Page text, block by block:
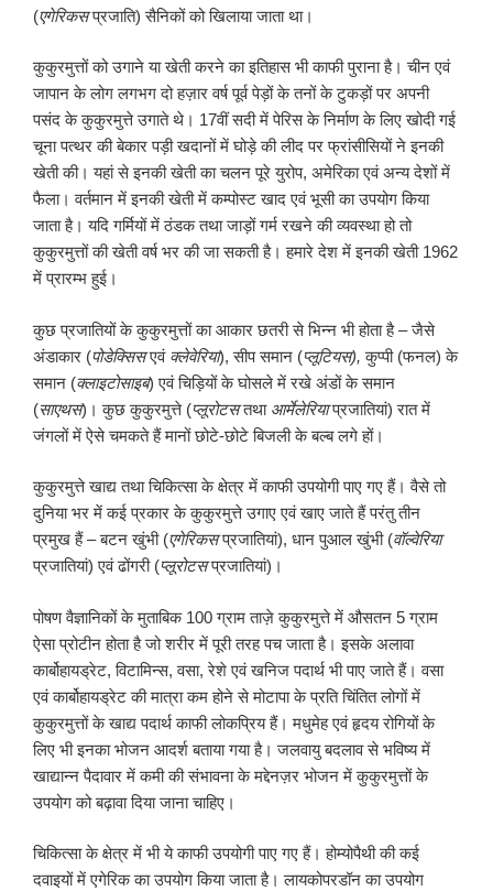
(एगेरिकसप्रजाति) सैनिकों को खिलाया जाता था।
कुकुरमुत्तों को उगाने या खेती करने का इतिहास भी काफी पुराना है। चीन एवं
जापान के लोग लगभग दो हज़ार वर्ष पूर्व पेड़ों के तनों के टुकड़ों पर अपनी
पसंद के कुकुरमुत्ते उगाते थे। 17वीं सदी में पेरिस के निर्माण के लिए खोदी गई
चूना पत्थर की बेकार पड़ी खदानों में घोड़े की लीद पर फ्रांसीसियों ने इनकी
खेती की। यहां से इनकी खेती का चलन पूरे युरोप, अमेरिका एवं अन्य देशों में
फैला। वर्तमान में इनकी खेती में कम्पोस्ट खाद एवं भूसी का उपयोग किया
जाता है। यदि गर्मियों में ठंडक तथा जाड़ों गर्म रखने की व्यवस्था हो तो
कुकुरमुत्तों की खेती वर्ष भर की जा सकती है। हमारे देश में इनकी खेती 1962
में प्रारम्भ हुई।
कुछ प्रजातियों के कुकुरमुत्तों का आकार छतरी से भिन्न भी होता है – जैसे
अंडाकार (पोडेक्सिसएवं क्लेवेरिया), सीप समान (प्लूटियस), कुप्पी (फनल) के
समान (क्लाइटोसाइब) एवं चिड़ियों के घोसले में रखे अंडों के समान
(साएथस)। कुछ कुकुरमुत्ते (प्लूरोटसतथा आर्मेलेरियाप्रजातियां) रात में
जंगलों में ऐसे चमकते हैं मानों छोटे-छोटे बिजली के बल्ब लगे हों।
कुकुरमुत्ते खाद्य तथा चिकित्सा के क्षेत्र में काफी उपयोगी पाए गए हैं। वैसे तो
दुनिया भर में कई प्रकार के कुकुरमुत्ते उगाए एवं खाए जाते हैं परंतु तीन
प्रमुख हैं – बटन खुंभी (एगेरिकसप्रजातियां), धान पुआल खुंभी (वॉल्वेरिया
प्रजातियां) एवं ढोंगरी (प्लूरोटसप्रजातियां)।
पोषण वैज्ञानिकों के मुताबिक 100 ग्राम ताज़े कुकुरमुत्ते में औसतन 5 ग्राम
ऐसा प्रोटीन होता है जो शरीर में पूरी तरह पच जाता है। इसके अलावा
कार्बोहायड्रेट, विटामिन्स, वसा, रेशे एवं खनिज पदार्थ भी पाए जाते हैं। वसा
एवं कार्बोहायड्रेट की मात्रा कम होने से मोटापा के प्रति चिंतित लोगों में
कुकुरमुत्तों के खाद्य पदार्थ काफी लोकप्रिय हैं। मधुमेह एवं हृदय रोगियों के
लिए भी इनका भोजन आदर्श बताया गया है। जलवायु बदलाव से भविष्य में
खाद्यान्न पैदावार में कमी की संभावना के मद्देनज़र भोजन में कुकुरमुत्तों के
उपयोग को बढ़ावा दिया जाना चाहिए।
चिकित्सा के क्षेत्र में भी ये काफी उपयोगी पाए गए हैं। होम्योपैथी की कई
दवाइयों में एगेरिक का उपयोग किया जाता है। लायकोपरडॉन का उपयोग